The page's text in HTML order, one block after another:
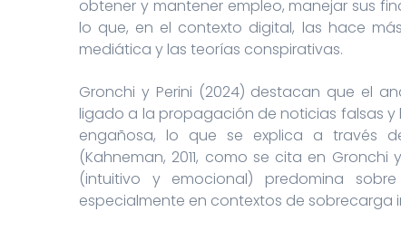
obtener y mantener empleo, manejar sus
lo que, en el contexto digital, las hace
mediática y las teorías conspirativas.
Gronchi y Perini (2024) destacan que el
ligado a la propagación de noticias falsas
engañosa, lo que se explica a través
(Kahneman, 2011, como se cita en
(intuitivo y emocional) predomina
especialmente en contextos de sobrecarga